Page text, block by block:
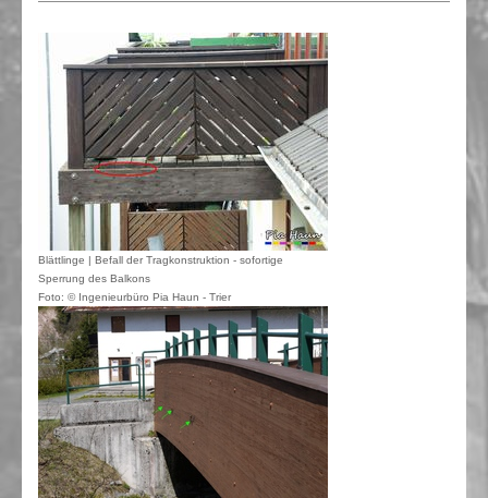
Blättlinge | Befall der Tragkonstruktion - sofortige
Sperrung des Balkons
Foto: © Ingenieurbüro Pia Haun - Trier